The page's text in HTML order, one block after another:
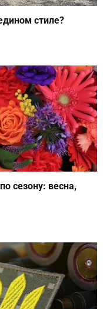
стиле?
сезону: весна,